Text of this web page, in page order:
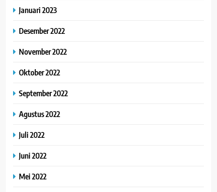
Januari 2023
Desember 2022
November 2022
Oktober 2022
September 2022
Agustus 2022
Juli 2022
Juni 2022
Mei 2022